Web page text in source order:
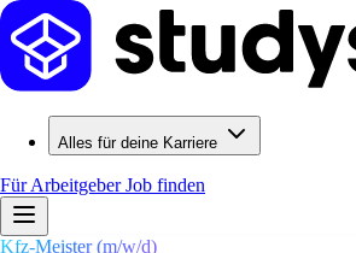
Alles für deine Karriere
Für ArbeitgeberJob finden
Kfz-Meister (m/w/d)